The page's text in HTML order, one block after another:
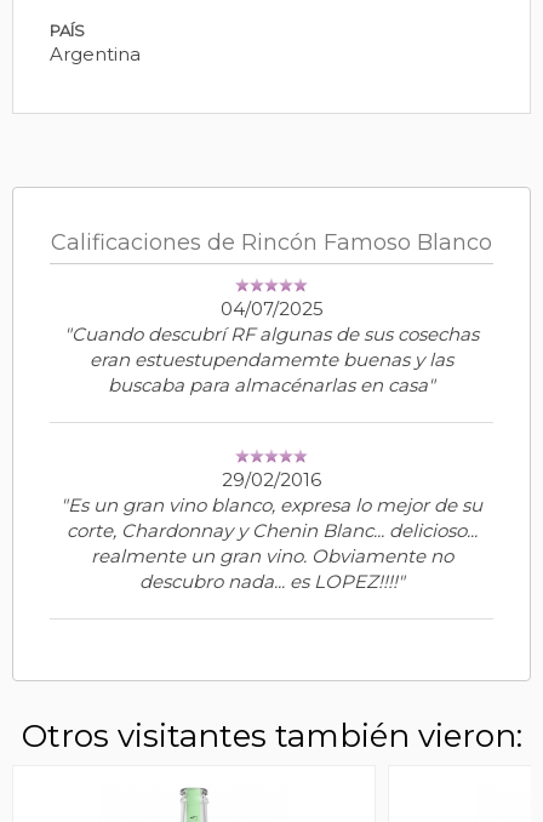
PAÍS
Argentina
Calificaciones de Rincón Famoso Blanco
04/07/2025
"Cuando descubrí RF algunas de sus cosechas
eran estuestupendamemte buenas y las
buscaba para almacénarlas en casa"
29/02/2016
"Es un gran vino blanco, expresa lo mejor de su
corte, Chardonnay y Chenin Blanc... delicioso...
realmente un gran vino. Obviamente no
descubro nada... es LOPEZ!!!!"
Otros visitantes también vieron: